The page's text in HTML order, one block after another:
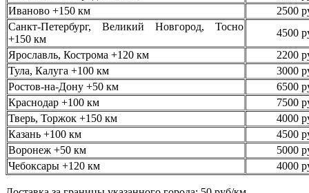
Иваново +150 км
2500
Санкт-Петербург, Великий Новгород, Тосно
+150 км
4500
Ярославль, Кострома +120 км
2200
Тула, Калуга +100 км
3000
Ростов-на-Дону +50 км
6500
Краснодар +100 км
7500
Тверь, Торжок +150 км
4000
Казань +100 км
4500
Воронеж +50 км
5000
Чебоксары +120 км
4000